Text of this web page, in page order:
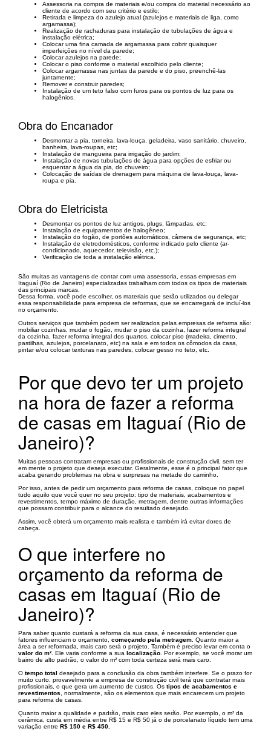
Assessoria na compra de materiais e/ou compra do material necessário ao
cliente de acordo com seu critério e estilo;
Retirada e limpeza do azulejo atual (azulejos e materiais de liga, como
argamassa);
Realização de rachaduras para instalação de tubulações de água e
instalação elétrica;
Colocar uma fina camada de argamassa para cobrir quaisquer
imperfeições no nível da parede;
Colocar azulejos na parede;
Colocar o piso conforme o material escolhido pelo cliente;
Colocar argamassa nas juntas da parede e do piso, preenchê-las
juntamente;
Remover e construir paredes;
Instalação de um teto falso com furos para os pontos de luz para os
halogênios.
Obra do Encanador
Desmontar a pia, torneira, lava-louça, geladeira, vaso sanitário, chuveiro,
banheira, lava-roupas, etc;
Instalação de mangueira para irrigação do jardim;
Instalação de novas tubulações de água para opções de esfriar ou
esquentar a água da pia, do chuveiro;
Colocação de saídas de drenagem para máquina de lava-louça, lava-
roupa e pia.
Obra do Eletricista
Desmontar os pontos de luz antigos, plugs, lâmpadas, etc;
Instalação de equipamentos de halogêneo;
Instalação do fogão, de portões automáticos, câmera de segurança, etc;
Instalação de eletrodomésticos, conforme indicado pelo cliente (ar-
condicionado, aquecedor, televisão, etc.);
Verificação de toda a instalação elétrica.
São muitas as vantagens de contar com uma assessoria, essas empresas em
Itaguaí (Rio de Janeiro) especializadas trabalham com todos os tipos de materiais
das principais marcas.
Dessa forma, você pode escolher, os materiais que serão utilizados ou delegar
essa responsabilidade para empresa de reformas, que se encarregará de incluí-los
no orçamento.
Outros serviços que também podem ser realizados pelas empresas de reforma são:
mobiliar cozinhas, mudar o fogão, mudar o piso da cozinha, fazer reforma integral
da cozinha, fazer reforma integral dos quartos, colocar piso (madeira, cimento,
pastilhas, azulejos, porcelanato, etc) na sala e em todos os cômodos da casa,
pintar e/ou colocar texturas nas paredes, colocar gesso no teto, etc.
Por que devo ter um projeto
na hora de fazer a reforma
de casas em Itaguaí (Rio de
Janeiro)?
Muitas pessoas contratam empresas ou profissionais de construção civil, sem ter
em mente o projeto que deseja executar. Geralmente, esse é o principal fator que
acaba gerando problemas na obra e surpresas na metade do caminho.
Por isso, antes de pedir um orçamento para reforma de casas, coloque no papel
tudo aquilo que você quer no seu projeto: tipo de materiais, acabamentos e
revestimentos, tempo máximo de duração, metragem, dentre outras informações
que possam contribuir para o alcance do resultado desejado.
Assim, você obterá um orçamento mais realista e também irá evitar dores de
cabeça.
O que interfere no
orçamento da reforma de
casas em Itaguaí (Rio de
Janeiro)?
Para saber quanto custará a reforma da sua casa, é necessário entender que
fatores influenciam o orçamento, começando pela metragem . Quanto maior a
área a ser reformada, mais caro será o projeto. Também é preciso levar em conta o
valor do m² . Ele varia conforme a sua localização . Por exemplo, se você morar um
bairro de alto padrão, o valor do m² com toda certeza será mais caro.
O tempo total desejado para a conclusão da obra também interfere. Se o prazo for
muito curto, provavelmente a empresa de construção civil terá que contratar mais
profissionais, o que gera um aumento de custos. Os tipos de acabamentos e
revestimentos , normalmente, são os elementos que mais encarecem um projeto
para reforma de casas.
Quanto maior a qualidade e padrão, mais caro eles serão. Por exemplo, o m² da
cerâmica, custa em média entre R$ 15 e R$ 50 já o de porcelanato líquido tem uma
variação entre R$ 150 e R$ 450.